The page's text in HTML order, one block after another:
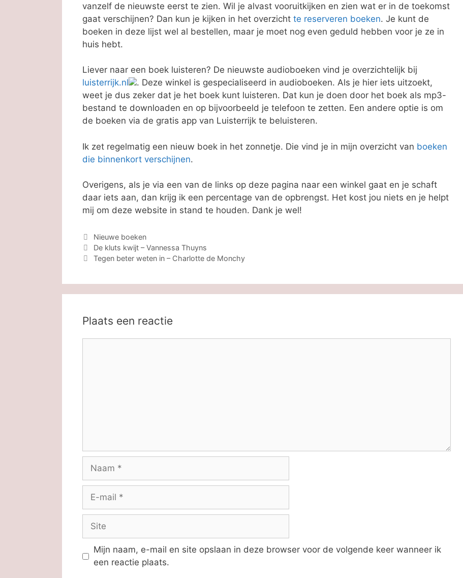
vanzelf de nieuwste eerst te zien. Wil je alvast vooruitkijken en zien wat er in de toekomst
gaat verschijnen? Dan kun je kijken in het overzicht te reserveren boeken. Je kunt de
boeken in deze lijst wel al bestellen, maar je moet nog even geduld hebben voor je ze in
huis hebt.
Liever naar een boek luisteren? De nieuwste audioboeken vind je overzichtelijk bij
luisterrijk.nl
. Deze winkel is gespecialiseerd in audioboeken. Als je hier iets uitzoekt,
weet je dus zeker dat je het boek kunt luisteren. Dat kun je doen door het boek als mp3-
bestand te downloaden en op bijvoorbeeld je telefoon te zetten. Een andere optie is om
de boeken via de gratis app van Luisterrijk te beluisteren.
Ik zet regelmatig een nieuw boek in het zonnetje. Die vind je in mijn overzicht van boeken
die binnenkort verschijnen.
Overigens, als je via een van de links op deze pagina naar een winkel gaat en je schaft
daar iets aan, dan krijg ik een percentage van de opbrengst. Het kost jou niets en je helpt
mij om deze website in stand te houden. Dank je wel!
Categorieën
Nieuwe boeken
De kluts kwijt – Vannessa Thuyns
Tegen beter weten in – Charlotte de Monchy
Plaats een reactie
Naam
Site
Mijn naam, e-mail en site opslaan in deze browser voor de volgende keer wanneer ik
een reactie plaats.